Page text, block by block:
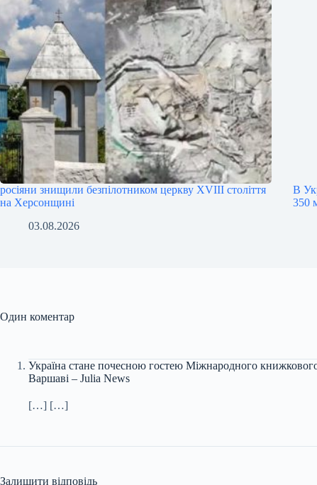
росіяни знищили безпілотником церкву XVIII століття
на Херсонщині
03.08.2026
В
350
Один коментар
Україна стане почесною гостею Міжнародного
Варшаві – Julia News
[…] […]
Залишити відповідь